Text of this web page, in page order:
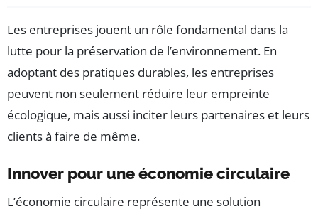
Les entreprises jouent un rôle fondamental dans la
lutte pour la préservation de l’environnement. En
adoptant des pratiques durables, les entreprises
peuvent non seulement réduire leur empreinte
écologique, mais aussi inciter leurs partenaires et leurs
clients à faire de même.
Innover pour une économie circulaire
L’économie circulaire représente une solution